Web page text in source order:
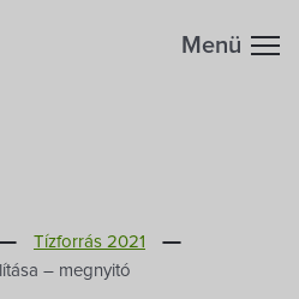
Menü
Tízforrás 2021
– megnyitó